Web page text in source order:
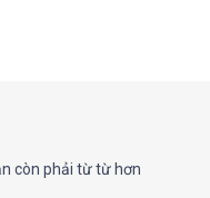
còn phải từ từ hơn